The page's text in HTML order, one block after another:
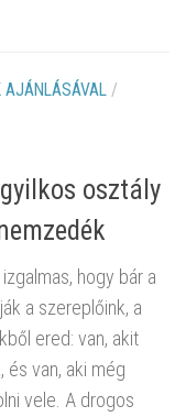
AJÁNLÁSÁVAL /
osztály
hogy bár a
a szereplőink, a
ered: van, akit
és van, aki még
vele. A drogos